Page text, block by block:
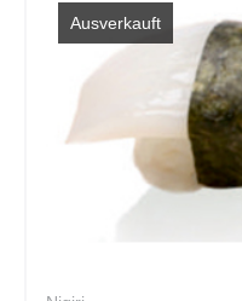
Ausverkauft